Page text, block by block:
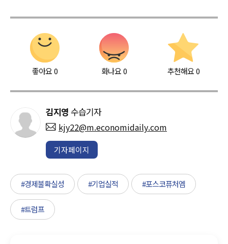
좋아요0 화나요0 추천해요 0
김지영 수습기자
kjy22@m.economidaily.com
기자페이지
#경제불확실성 #기업실적 #포스코퓨처엠
#트럼프